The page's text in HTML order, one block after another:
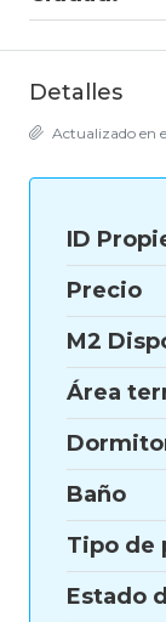
Detalles
Actualizado en
ID
Precio
M2
Área
Baño
Tipo de
Estado